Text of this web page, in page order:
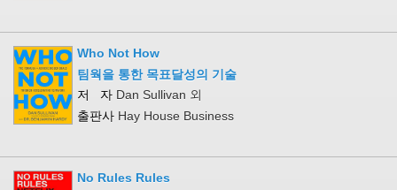
Who Not How
팀웍을 통한 목표달성의 기술
저 자 Dan Sullivan 외
출판사 Hay House Business
No Rules Rules